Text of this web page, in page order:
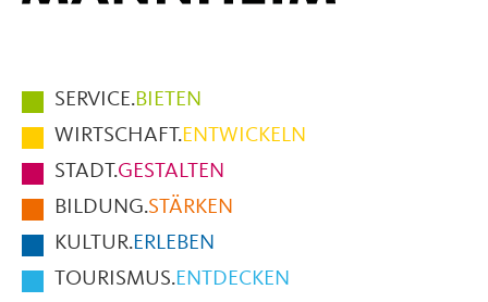
Hauptmenüpunkte
im
Fußbereich
der
Seite
SERVICE.BIETEN
WIRTSCHAFT.ENTWICKELN
STADT.GESTALTEN
BILDUNG.STÄRKEN
KULTUR.ERLEBEN
TOURISMUS.ENTDECKEN